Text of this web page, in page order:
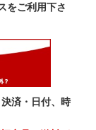
をご利用下さ
済・日付、時